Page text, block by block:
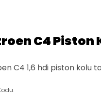
C4 Piston
C4 1,6 hdi piston kolu